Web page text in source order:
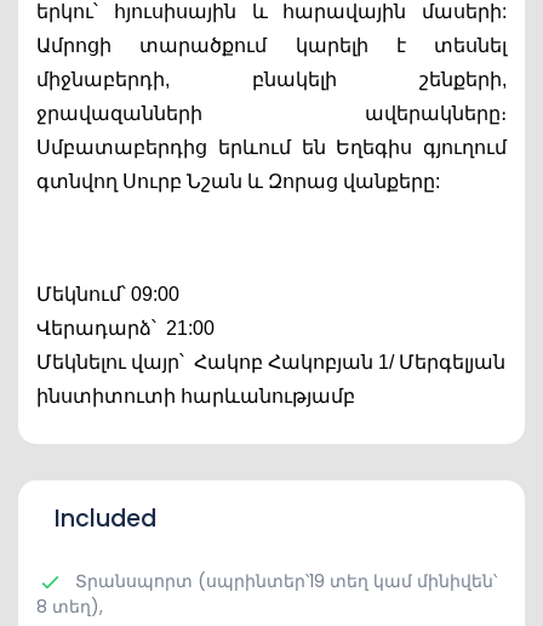
երկու՝ հյուսիսային և հարավային մասերի:
Ամրոցի տարածքում կարելի է տեսնել
միջնաբերդի, բնակելի շենքերի,
ջրավազանների ավերակները։
Սմբատաբերդից երևում են Եղեգիս գյուղում
գտնվող Սուրբ Նշան և Զորաց վանքերը:
Մեկնում՝ 09:00
Վերադարձ՝  21:00
Մեկնելու վայր՝  Հակոբ Հակոբյան 1/ Մերգելյան
ինստիտուտի հարևանությամբ
Included
Տրանսպորտ (սպրինտեր՝19 տեղ կամ մինիվեն՝
8 տեղ),